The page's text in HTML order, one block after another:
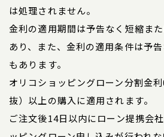
は処理されません。
金利の適用期間は予告なく短縮ま
あり、また、金利の適用条件は予
もあります。
オリコショッピングローン分割金
抜）以上の購入に適用されます。
ご注文後14日以内にローン提携会